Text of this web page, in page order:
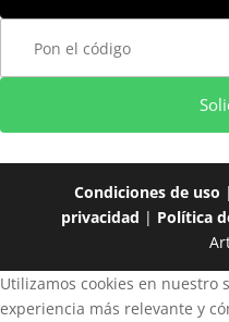
Condiciones de uso |
privacidad | Política
Utilizamos cookies en nuestro
experiencia más relevante y